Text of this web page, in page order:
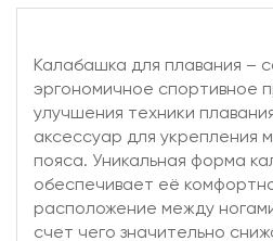
Калабашка для плавания –
эргономичное спортивное
улучшения техники
аксессуар для укрепления
пояса. Уникальная форма
обеспечивает её
расположение между
счет чего значительно